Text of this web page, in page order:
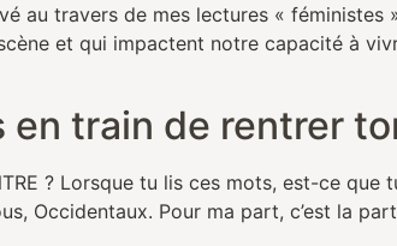
au travers de mes lectures « féministes
et qui impactent notre capacité à
en train de rentrer
? Lorsque tu lis ces mots, est-ce que
Occidentaux. Pour ma part, c’est la